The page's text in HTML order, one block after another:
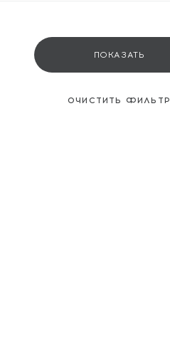
ПОКАЗАТЬ
ОЧИСТИТЬ ФИЛЬТР